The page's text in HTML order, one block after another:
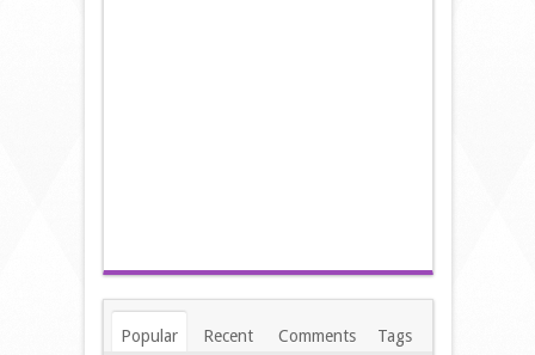
Popular Recent Comments Tags